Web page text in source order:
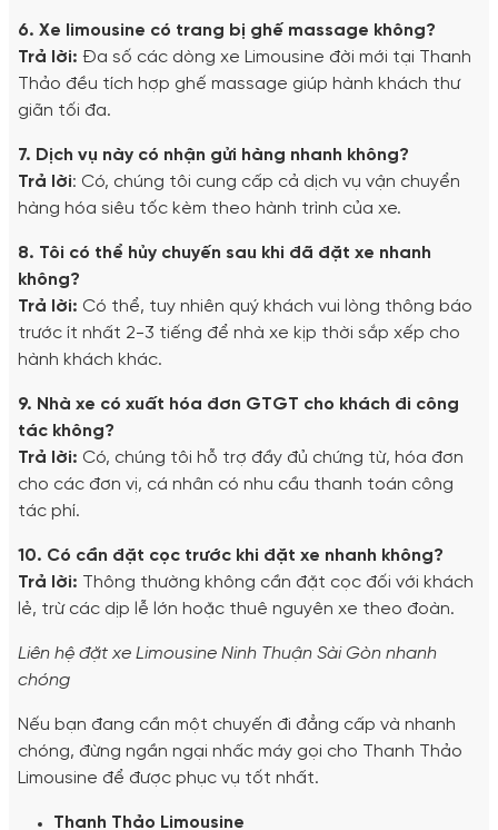
6. Xe limousine có trang bị ghế massage không?
Trả lời: Đa số các dòng xe Limousine đời mới tại Thanh
Thảo đều tích hợp ghế massage giúp hành khách thư
giãn tối đa.
7. Dịch vụ này có nhận gửi hàng nhanh không?
Trả lời: Có, chúng tôi cung cấp cả dịch vụ vận chuyển
hàng hóa siêu tốc kèm theo hành trình của xe.
8. Tôi có thể hủy chuyến sau khi đã đặt xe nhanh
không?
Trả lời: Có thể, tuy nhiên quý khách vui lòng thông báo
trước ít nhất 2-3 tiếng để nhà xe kịp thời sắp xếp cho
hành khách khác.
9. Nhà xe có xuất hóa đơn GTGT cho khách đi công
tác không?
Trả lời: Có, chúng tôi hỗ trợ đầy đủ chứng từ, hóa đơn
cho các đơn vị, cá nhân có nhu cầu thanh toán công
tác phí.
10. Có cần đặt cọc trước khi đặt xe nhanh không?
Trả lời: Thông thường không cần đặt cọc đối với khách
lẻ, trừ các dịp lễ lớn hoặc thuê nguyên xe theo đoàn.
Liên hệ đặt xe Limousine Ninh Thuận Sài Gòn nhanh
chóng
Nếu bạn đang cần một chuyến đi đẳng cấp và nhanh
chóng, đừng ngần ngại nhấc máy gọi cho Thanh Thảo
Limousine để được phục vụ tốt nhất.
Thanh Thảo Limousine